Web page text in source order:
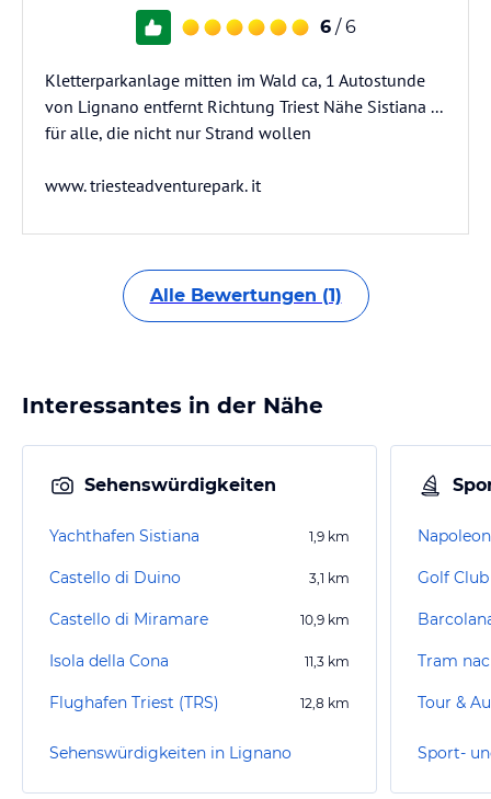
6 / 6
Kletterparkanlage mitten im Wald ca, 1 Autostunde
von Lignano entfernt Richtung Triest Nähe Sistiana ...
für alle, die nicht nur Strand wollen
www. triesteadventurepark. it
Alle Bewertungen (1)
Interessantes in der Nähe
Sehenswürdigkeiten
Yachthafen Sistiana 1,9 km
Castello di Duino 3,1 km
Castello di Miramare 10,9 km
Isola della Cona 11,3 km
Flughafen Triest (TRS) 12,8 km
Sehenswürdigkeiten in Lignano
Golf
Tram
Tour &